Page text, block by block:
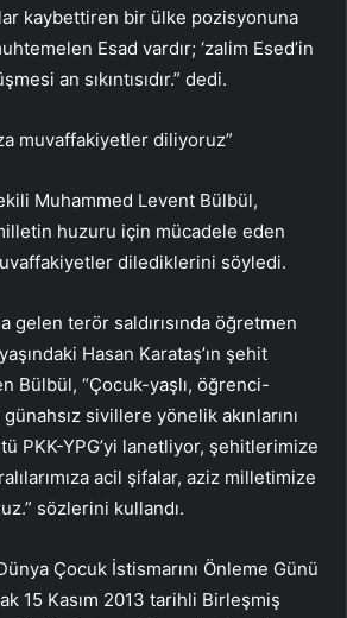
kaybettiren bir ülke pozisyonuna
Esad vardır; ‘zalim Esed’in
an sıkıntısıdır.” dedi.
muvaffakiyetler diliyoruz”
Muhammed Levent Bülbül,
huzuru için mücadele eden
dilediklerini söyledi.
gelen terör saldırısında öğretmen
Hasan Karataş’ın şehit
Bülbül, “Çocuk-yaşlı, öğrenci-
sivillere yönelik akınlarını
PKK-YPG’yi lanetliyor, şehitlerimize
acil şifalar, aziz milletimize
sözlerini kullandı.
Çocuk İstismarını Önleme Günü
15 Kasım 2013 tarihli Birleşmiş